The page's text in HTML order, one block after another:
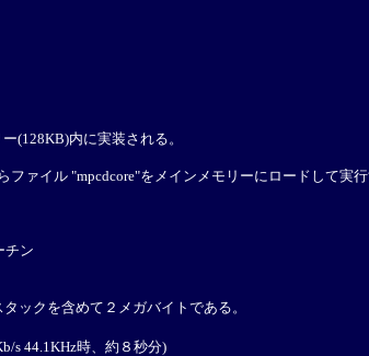
(128KB)内に実装される。
ァイル "mpcdcore"をメインメモリーにロードして実行
チン
ックを含めて２メガバイトである。
s 44.1KHz時、約８秒分)